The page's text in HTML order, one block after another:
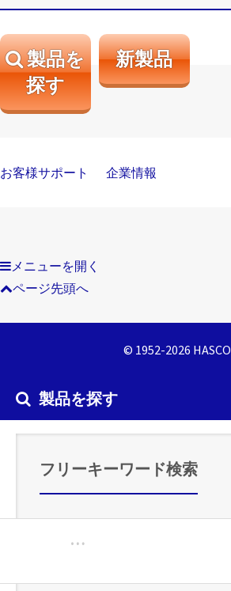
製品を
探す
新製品
お客様サポート 企業情報
メニューを開く
ページ先頭へ
© 1952-2026 HASCO
製品を探す
フリーキーワード検索